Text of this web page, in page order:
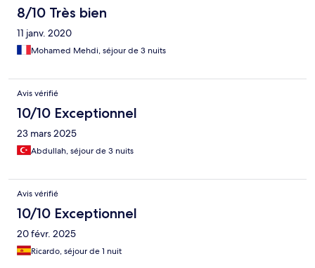
8/10 Très bien
11 janv. 2020
Mohamed Mehdi, séjour de 3 nuits
Avis vérifié
10/10 Exceptionnel
23 mars 2025
Abdullah, séjour de 3 nuits
Avis vérifié
10/10 Exceptionnel
20 févr. 2025
Ricardo, séjour de 1 nuit